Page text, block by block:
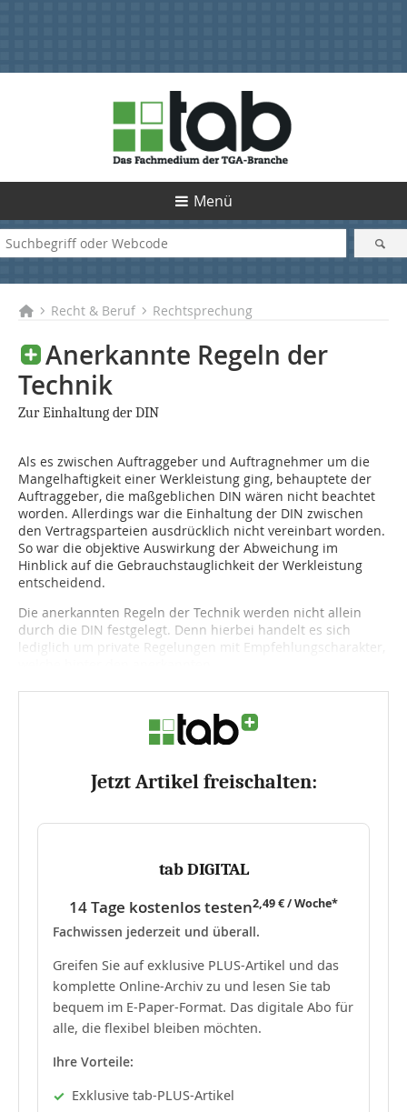
Menü
Recht & Beruf Rechtsprechung
Anerkannte Regeln der
Technik
Zur Einhaltung der DIN
Als es zwischen Auftraggeber und Auftragnehmer um die
Mangelhaftigkeit einer Werkleistung ging, behauptete der
Auftraggeber, die maßgeblichen DIN wären nicht beachtet
worden. Allerdings war die Einhaltung der DIN zwischen
den Vertragsparteien ausdrücklich nicht vereinbart worden.
So war die objektive Auswirkung der Abweichung im
Hinblick auf die Gebrauchstauglichkeit der Werkleistung
entscheidend.
Die anerkannten Regeln der Technik werden nicht allein
durch die DIN festgelegt. Denn hierbei handelt es sich
lediglich um private Regelungen mit Empfehlungscharakter,
Jetzt Artikel freischalten:
tab DIGITAL
14 Tage kostenlos testen2,49 € / Woche*
Fachwissen jederzeit und überall.
Greifen Sie auf exklusive PLUS-Artikel und das
komplette Online-Archiv zu und lesen Sie tab
bequem im E-Paper-Format. Das digitale Abo für
alle, die flexibel bleiben möchten.
Ihre Vorteile:
Exklusive tab-PLUS-Artikel